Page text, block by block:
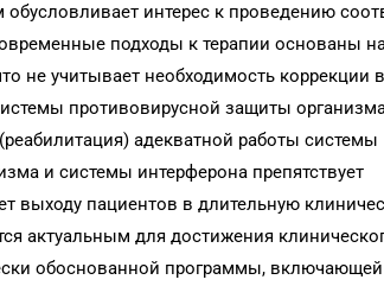
обусловливает интерес к проведению
подходы к терапии основаны
не учитывает необходимость
противовирусной защиты
адекватной работы системы
и системы интерферона препятствует
выходу пациентов в длительную
актуальным для достижения
обоснованной программы, включающей